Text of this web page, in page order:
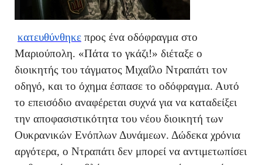
κατευθύνθηκε προς ένα οδόφραγμα στο
Μαριούπολη. «Πάτα το γκάζι!» διέταξε ο
διοικητής του τάγματος Μιχαΐλο Ντραπάτι τον
οδηγό, και το όχημα έσπασε το οδόφραγμα. Αυτό
το επεισόδιο αναφέρεται συχνά για να καταδείξει
την αποφασιστικότητα του νέου διοικητή των
Ουκρανικών Ενόπλων Δυνάμεων. Δώδεκα χρόνια
αργότερα, ο Ντραπάτι δεν μπορεί να αντιμετωπίσει